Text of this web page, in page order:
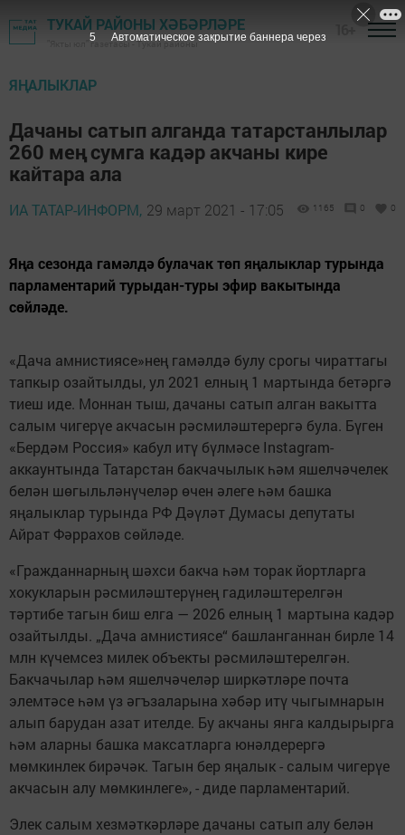
ТУКАЙ РАЙОНЫ ХӘБӘРЛӘРЕ
"Якты юл" газетасы - Тукай районы
ЯҢАЛЫКЛАР
Дачаны сатып алганда татарстанлылар
260 мең сумга кадәр акчаны кире
кайтара ала
ИА ТАТАР-ИНФОРМ, 29 март 2021 - 17:05 1165 0 0
Яңа сезонда гамәлдә булачак төп яңалыклар турында
парламентарий турыдан-туры эфир вакытында
сөйләде.
«Дача амнистиясе»нең гамәлдә булу срогы чираттагы
тапкыр озайтылды, ул 2021 елның 1 мартында бетәргә
тиеш иде. Моннан тыш, дачаны сатып алган вакытта
салым чигерүе акчасын рәсмиләштерергә була. Бүген
«Бердәм Россия» кабул итү бүлмәсе Instagram-
аккаунтында Татарстан бакчачылык һәм яшелчәчелек
белән шөгыльләнүчеләр өчен әлеге һәм башка
яңалыклар турында РФ Дәүләт Думасы депутаты
Айрат Фәррахов сөйләде.
«Гражданнарның шәхси бакча һәм торак йортларга
хокукларын рәсмиләштерүнең гадиләштерелгән
тәртибе тагын биш елга — 2026 елның 1 мартына кадәр
озайтылды. „Дача амнистиясе“ башланганнан бирле 14
млн күчемсез милек объекты рәсмиләштерелгән.
Бакчачылар һәм яшелчәчеләр ширкәтләре почта
элемтәсе һәм үз әгъзаларына хәбәр итү чыгымнарын
алып барудан азат ителде. Бу акчаны янга калдырырга
һәм аларны башка максатларга юнәлдерергә
мөмкинлек бирәчәк. Тагын бер яңалык - салым чигерүе
акчасын алу мөмкинлеге», - диде парламентарий.
Элек салым хезмәткәрләре дачаны сатып алу белән
4 Автоматическое закрытие баннера через